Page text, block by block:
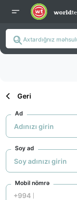
Geri
Ad
Soy ad
Mobil nömrə
+994